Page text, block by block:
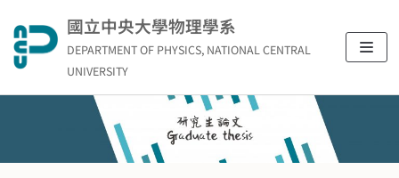
to
content
國立中央大學物理學系
DEPARTMENT OF PHYSICS, NATIONAL CENTRAL
UNIVERSITY